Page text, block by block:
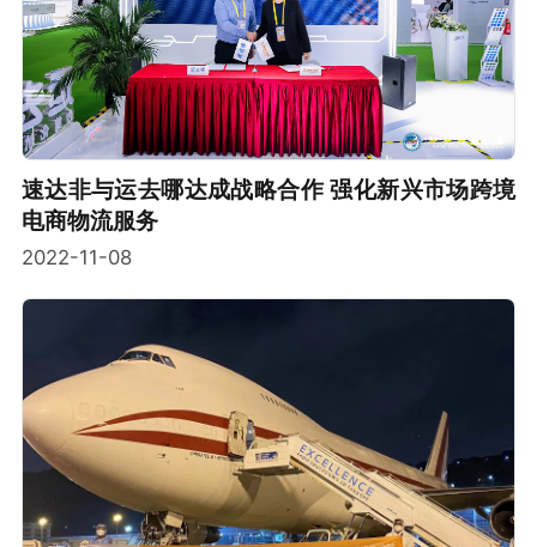
速达非与运去哪达成战略合作 强化新兴市场跨境
电商物流服务
2022-11-08